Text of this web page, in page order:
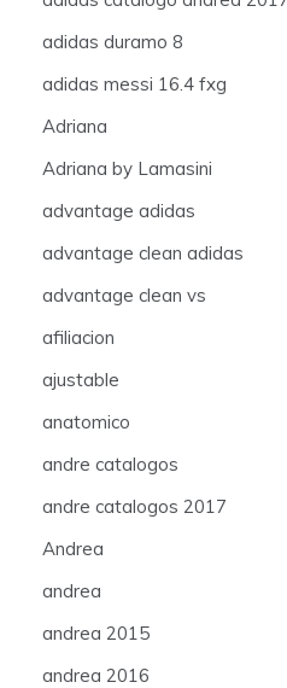
adidas duramo 8
adidas messi 16.4 fxg
Adriana
Adriana by Lamasini
advantage adidas
advantage clean adidas
advantage clean vs
afiliacion
ajustable
anatomico
andre catalogos
andre catalogos 2017
Andrea
andrea
andrea 2015
andrea 2016